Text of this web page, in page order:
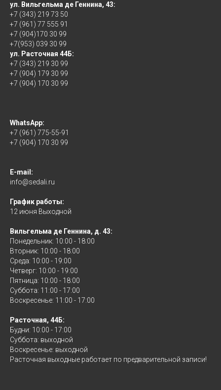
ул. Вильгельма де Геннина, 43:
+7 (343) 219 73 50
+7 (961) 77 555 91
+7 (904)170 30 99
+7(953) 039 30 99
ул. Расточная 44Б:
+7 (343) 219 30 99
+7 (904) 179 30 99
+7 (904) 170 30 99
WhatsApp:
+7 (961) 775-55-91
+7 (904) 170 30 99
E-mail:
info@sedali.ru
График работы:
12 июня Выходной
Вильгельма де Геннина, д. 43:
Понедельник: 10:00 - 18:00
Вторник: 10:00 - 18:00
Среда: 10:00 - 19:00
Четверг: 10:00 - 19:00
Пятница: 10:00 - 18:00
Суббота: 11:00 - 17:00
Воскресенье: 11:00 - 17:00
Расточная, 44Б:
Будни: 10:00 - 17:00
Суббота: выходной
Воскресенье: выходной
Расточная выходные работает по предварительной записи!